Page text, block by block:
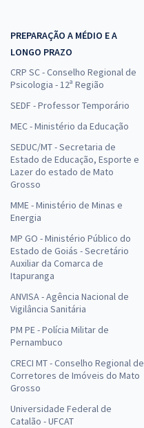
PREPARAÇÃO A MÉDIO E A
LONGO PRAZO
CRP SC - Conselho Regional de
Psicologia - 12ª Região
SEDF - Professor Temporário
MEC - Ministério da Educação
SEDUC/MT - Secretaria de
Estado de Educação, Esporte e
Lazer do estado de Mato
Grosso
MME - Ministério de Minas e
Energia
MP GO - Ministério Público do
Estado de Goiás - Secretário
Auxiliar da Comarca de
Itapuranga
ANVISA - Agência Nacional de
Vigilância Sanitária
PM PE - Polícia Militar de
Pernambuco
CRECI MT - Conselho Regional de
Corretores de Imóveis do Mato
Grosso
Universidade Federal de
Catalão - UFCAT